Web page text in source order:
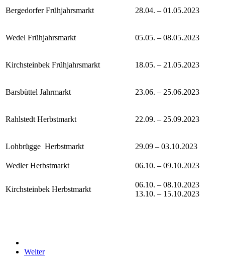
Bergedorfer Frühjahrsmarkt 28.04. – 01.05.2023
Wedel Frühjahrsmarkt 05.05. – 08.05.2023
Kirchsteinbek Frühjahrsmarkt 18.05. ­– 21.05.2023
Barsbüttel Jahrmarkt 23.06. – 25.06.2023
Rahlstedt Herbstmarkt 22.09. ­– 25.09.2023
Lohbrügge Herbstmarkt 29.09 – 03.10.2023
Wedler Herbstmarkt 06.10. – 09.10.2023
Kirchsteinbek Herbstmarkt
06.10. – 08.10.2023
13.10. – 15.10.2023
Weiter